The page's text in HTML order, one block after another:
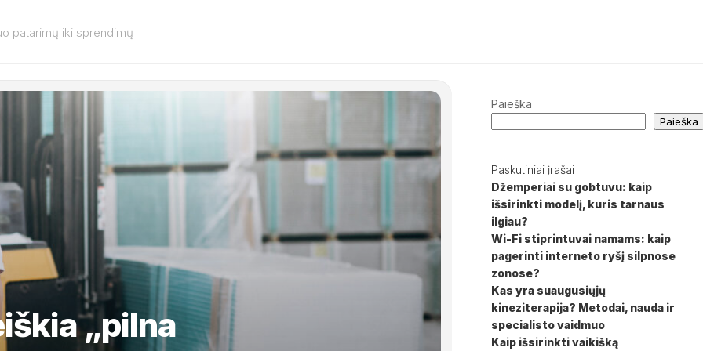
patarimų iki sprendimų
„pilna
Paieška
Paieška
Paskutiniai įrašai
Džemperiai su gobtuvu: kaip
išsirinkti modelį, kuris tarnaus
ilgiau?
Wi-Fi stiprintuvai namams: kaip
pagerinti interneto ryšį silpnose
zonose?
Kas yra suaugusiųjų
kineziterapija? Metodai, nauda ir
specialisto vaidmuo
Kaip išsirinkti vaikišką